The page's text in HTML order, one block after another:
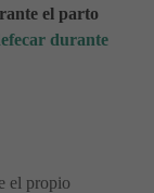
el parto
durante
el propio